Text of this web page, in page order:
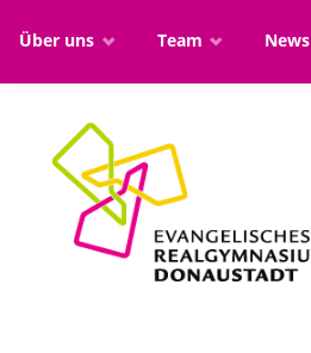
Über uns Team News